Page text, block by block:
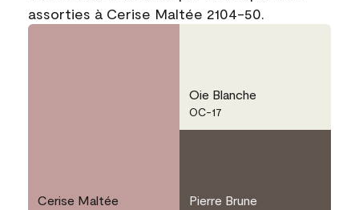
assorties à Cerise Maltée 2104-50.
Cerise Maltée
Oie Blanche
OC-17
Pierre Brune